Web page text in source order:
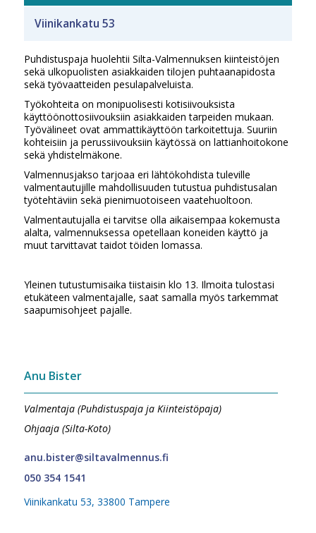
Viinikankatu 53
Puhdistuspaja huolehtii Silta-Valmennuksen kiinteistöjen
sekä ulkopuolisten asiakkaiden tilojen puhtaanapidosta
sekä työvaatteiden pesulapalveluista.
Työkohteita on monipuolisesti kotisiivouksista
käyttöönottosiivouksiin asiakkaiden tarpeiden mukaan.
Työvälineet ovat ammattikäyttöön tarkoitettuja. Suuriin
kohteisiin ja perussiivouksiin käytössä on lattianhoitokone
sekä yhdistelmäkone.
Valmennusjakso tarjoaa eri lähtökohdista tuleville
valmentautujille mahdollisuuden tutustua puhdistusalan
työtehtäviin sekä pienimuotoiseen vaatehuoltoon.
Valmentautujalla ei tarvitse olla aikaisempaa kokemusta
alalta, valmennuksessa opetellaan koneiden käyttö ja
muut tarvittavat taidot töiden lomassa.
Yleinen tutustumisaika tiistaisin klo 13. Ilmoita tulostasi
etukäteen valmentajalle, saat samalla myös tarkemmat
saapumisohjeet pajalle.
Anu Bister
Valmentaja (Puhdistuspaja ja Kiinteistöpaja)
Ohjaaja (Silta-Koto)
anu.bister@siltavalmennus.fi
050 354 1541
Viinikankatu 53, 33800 Tampere